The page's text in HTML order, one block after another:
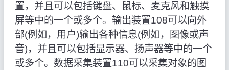
置，并且可以包括键盘、鼠标、麦克风和触摸
屏等中的一个或多个。输出装置108可以向外
部(例如，用户)输出各种信息(例如，图像或声
音)，并且可以包括显示器、扬声器等中的一个
或多个。数据采集装置110可以采集对象的图